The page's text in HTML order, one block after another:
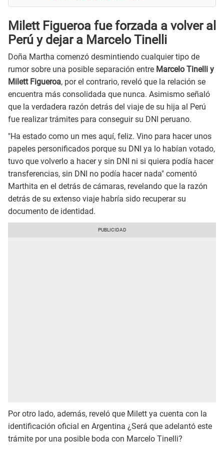
Milett Figueroa fue forzada a volver al
Perú y dejar a Marcelo Tinelli
Doña Martha comenzó desmintiendo cualquier tipo de
rumor sobre una posible separación entre Marcelo Tinelli y
Milett Figueroa, por el contrario, reveló que la relación se
encuentra más consolidada que nunca. Asimismo señaló
que la verdadera razón detrás del viaje de su hija al Perú
fue realizar trámites para conseguir su DNI peruano.
"Ha estado como un mes aquí, feliz. Vino para hacer unos
papeles personificados porque su DNI ya lo habían votado,
tuvo que volverlo a hacer y sin DNI ni si quiera podía hacer
transferencias, sin DNI no podía hacer nada" comentó
Marthita en el detrás de cámaras, revelando que la razón
detrás de su extenso viaje habría sido recuperar su
documento de identidad.
Por otro lado, además, reveló que Milett ya cuenta con la
identificación oficial en Argentina ¿Será que adelantó este
trámite por una posible boda con Marcelo Tinelli?